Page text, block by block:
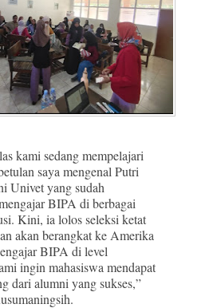
kami sedang mempelajari
saya mengenal Putri
Univet yang sudah
BIPA di berbagai
Kini, ia lolos seleksi ketat
akan berangkat ke Amerika
BIPA di level
ingin mahasiswa mendapat
dari alumni yang sukses,”